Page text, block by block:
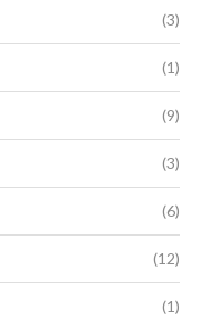
(3)
(1)
(9)
(3)
(6)
(12)
(1)